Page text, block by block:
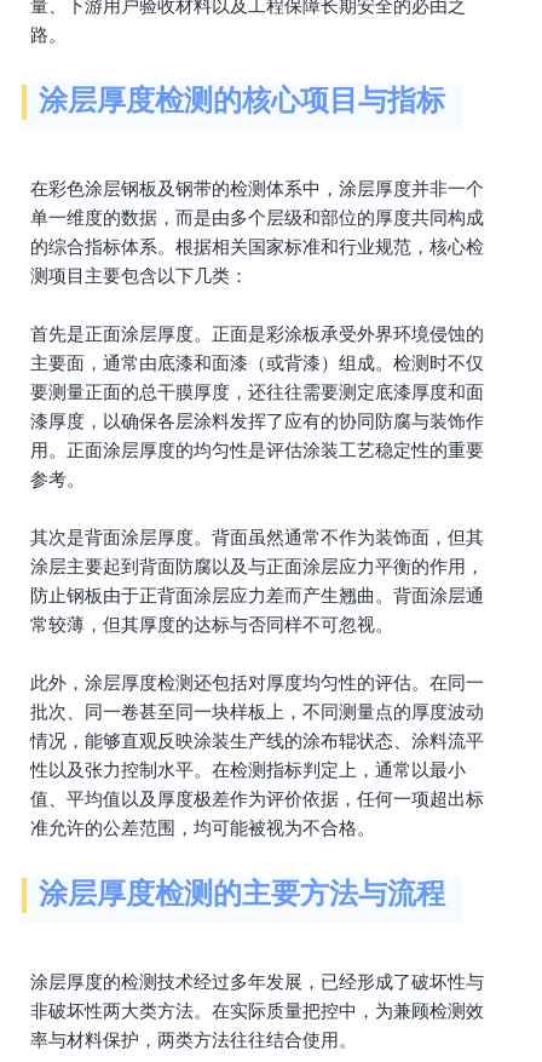
量、下游用户验收材料以及工程保障长期安全的必由之
路。
涂层厚度检测的核心项目与指标
在彩色涂层钢板及钢带的检测体系中，涂层厚度并非一个
单一维度的数据，而是由多个层级和部位的厚度共同构成
的综合指标体系。根据相关国家标准和行业规范，核心检
测项目主要包含以下几类：
首先是正面涂层厚度。正面是彩涂板承受外界环境侵蚀的
主要面，通常由底漆和面漆（或背漆）组成。检测时不仅
要测量正面的总干膜厚度，还往往需要测定底漆厚度和面
漆厚度，以确保各层涂料发挥了应有的协同防腐与装饰作
用。正面涂层厚度的均匀性是评估涂装工艺稳定性的重要
参考。
其次是背面涂层厚度。背面虽然通常不作为装饰面，但其
涂层主要起到背面防腐以及与正面涂层应力平衡的作用，
防止钢板由于正背面涂层应力差而产生翘曲。背面涂层通
常较薄，但其厚度的达标与否同样不可忽视。
此外，涂层厚度检测还包括对厚度均匀性的评估。在同一
批次、同一卷甚至同一块样板上，不同测量点的厚度波动
情况，能够直观反映涂装生产线的涂布辊状态、涂料流平
性以及张力控制水平。在检测指标判定上，通常以最小
值、平均值以及厚度极差作为评价依据，任何一项超出标
准允许的公差范围，均可能被视为不合格。
涂层厚度检测的主要方法与流程
涂层厚度的检测技术经过多年发展，已经形成了破坏性与
非破坏性两大类方法。在实际质量把控中，为兼顾检测效
率与材料保护，两类方法往往结合使用。